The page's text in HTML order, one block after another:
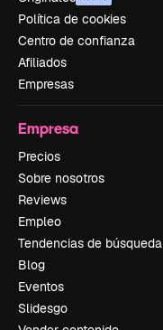
Política de cookies
Centro de confianza
Afiliados
Empresas
Empresa
Precios
Sobre nosotros
Reviews
Empleo
Tendencias de búsqueda
Blog
Eventos
Slidesgo